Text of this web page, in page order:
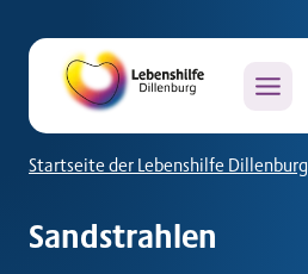
Inhalt
springen
Startseite der Lebenshilfe Dillenburg
Sandstrahlen